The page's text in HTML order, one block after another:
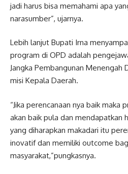
jadi harus bisa memahami apa
narasumber”, ujarnya.
Lebih lanjut Bupati Irna
program di OPD adalah
Jangka Pembangunan Menengah
misi Kepala Daerah.
“Jika perencanaan nya baik maka
akan baik pula dan mendapatkan
yang diharapkan makadari itu
inovatif dan memiliki outcome
masyarakat,”pungkasnya.